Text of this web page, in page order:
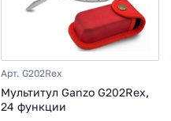
Арт. G202Rex
Мультитул Ganzo G202Rex,
24 функции